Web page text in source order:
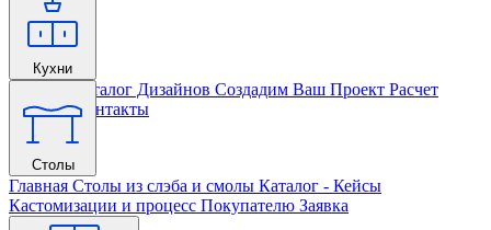
Кухни
Главная Каталог Дизайнов Создадим Ваш Проект Расчет
Проекта Контакты
Столы
Главная Столы из слэба и смолы Каталог - Кейсы
Кастомизации и процесс Покупателю Заявка